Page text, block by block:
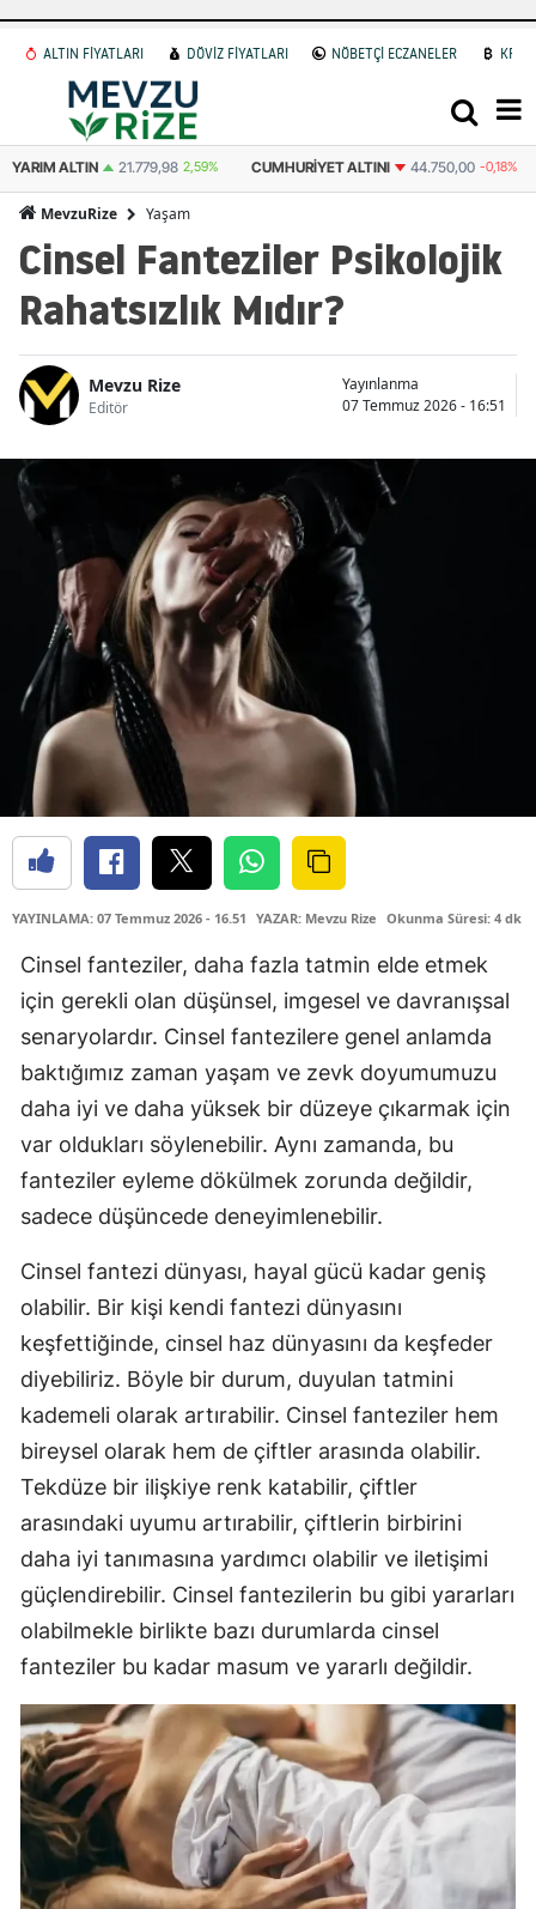
ALTIN FİYATLARI DÖVİZ FİYATLARI NÖBETÇİ ECZANELER
CUMHURIYET ALTINI 44.750,00 -0,18% ATA ALTIN 44.507,00 2,54%
MevzuRize Yaşam
Cinsel Fanteziler Psikolojik
Rahatsızlık Mıdır?
Mevzu Rize
Editör
Yayınlanma
07 Temmuz 2026 - 16:51
YAYINLAMA: 07 Temmuz 2026 - 16.51 YAZAR: Mevzu Rize Okunma Süresi: 4 dk
Cinsel fanteziler, daha fazla tatmin elde etmek
için gerekli olan düşünsel, imgesel ve davranışsal
senaryolardır. Cinsel fantezilere genel anlamda
baktığımız zaman yaşam ve zevk doyumumuzu
daha iyi ve daha yüksek bir düzeye çıkarmak için
var oldukları söylenebilir. Aynı zamanda, bu
fanteziler eyleme dökülmek zorunda değildir,
sadece düşüncede deneyimlenebilir.
Cinsel fantezi dünyası, hayal gücü kadar geniş
olabilir. Bir kişi kendi fantezi dünyasını
keşfettiğinde, cinsel haz dünyasını da keşfeder
diyebiliriz. Böyle bir durum, duyulan tatmini
kademeli olarak artırabilir. Cinsel fanteziler hem
bireysel olarak hem de çiftler arasında olabilir.
Tekdüze bir ilişkiye renk katabilir, çiftler
arasındaki uyumu artırabilir, çiftlerin birbirini
daha iyi tanımasına yardımcı olabilir ve iletişimi
güçlendirebilir. Cinsel fantezilerin bu gibi yararları
olabilmekle birlikte bazı durumlarda cinsel
fanteziler bu kadar masum ve yararlı değildir.